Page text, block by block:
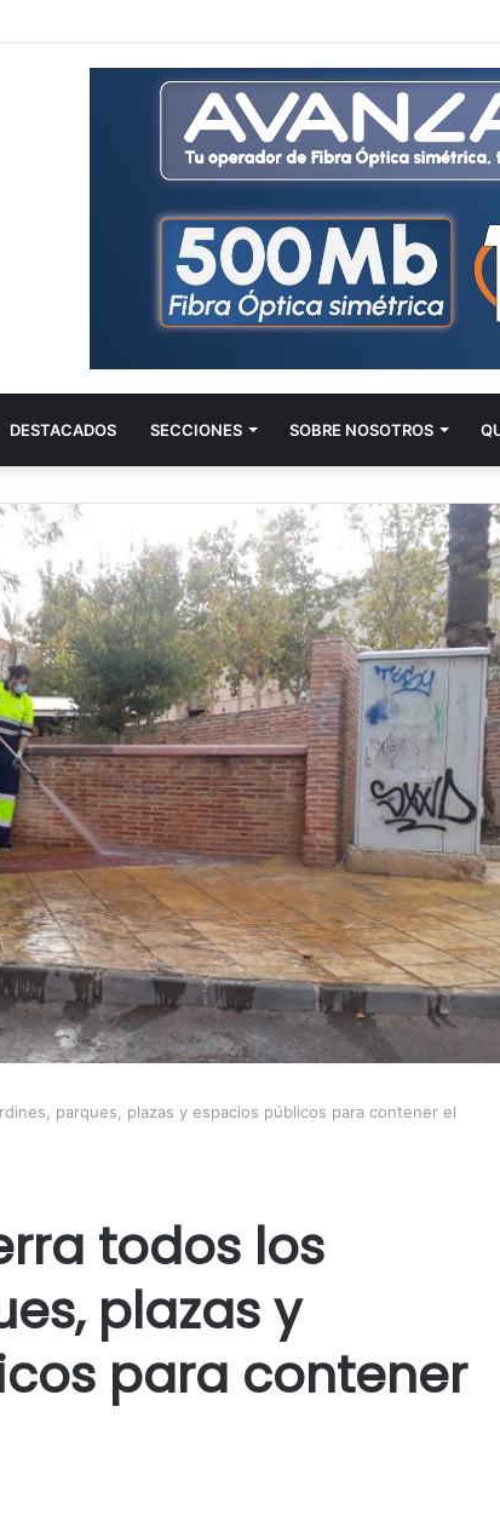
DESTACADOS SECCIONES SOBRE NOSOTROS
parques, plazas y espacios públicos para contener el
todos los
plazas y
para contener